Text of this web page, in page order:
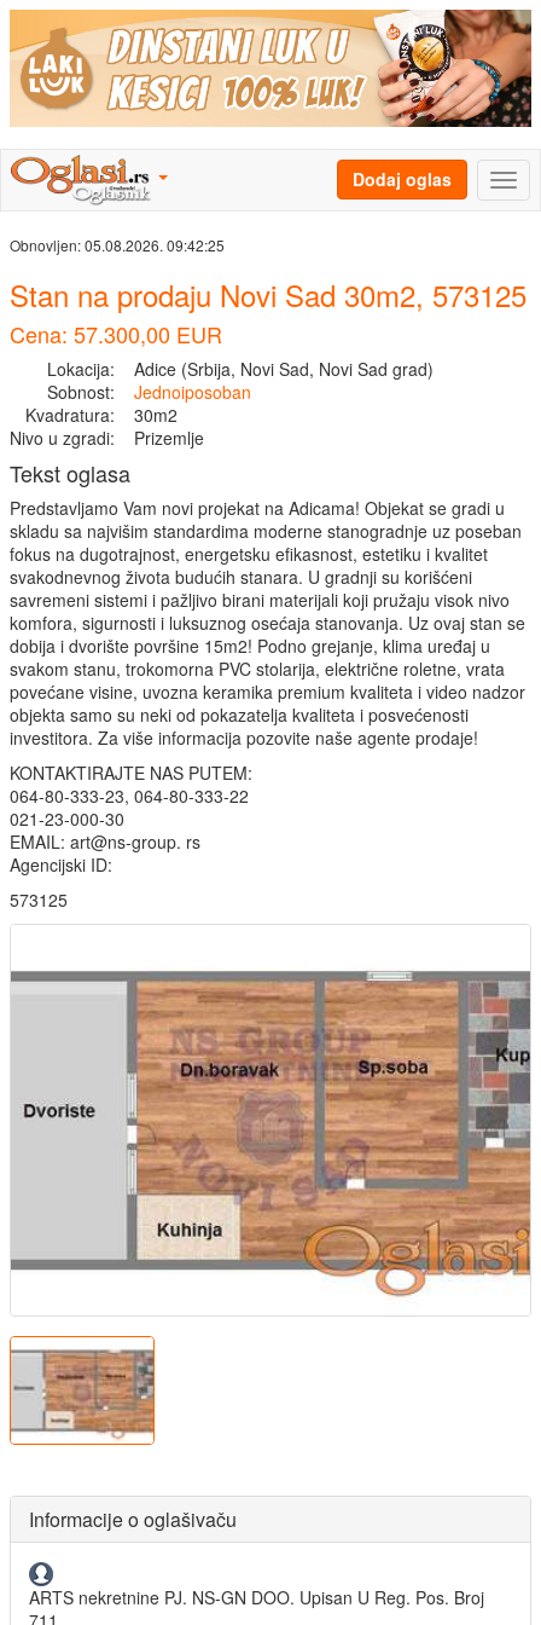
Dodaj oglas
Obnovljen:05.08.2026. 09:42:25
Stan na prodaju Novi Sad 30m2, 573125
Cena: 57.300,00 EUR
Lokacija:
Adice (Srbija, Novi Sad, Novi Sad grad)
Sobnost:
Jednoiposoban
Kvadratura:
30m2
Nivo u zgradi:
Prizemlje
Tekst oglasa
Predstavljamo Vam novi projekat na Adicama! Objekat se gradi u
skladu sa najvišim standardima moderne stanogradnje uz poseban
fokus na dugotrajnost, energetsku efikasnost, estetiku i kvalitet
svakodnevnog života budućih stanara. U gradnji su korišćeni
savremeni sistemi i pažljivo birani materijali koji pružaju visok nivo
komfora, sigurnosti i luksuznog osećaja stanovanja. Uz ovaj stan se
dobija i dvorište površine 15m2! Podno grejanje, klima uređaj u
svakom stanu, trokomorna PVC stolarija, električne roletne, vrata
povećane visine, uvozna keramika premium kvaliteta i video nadzor
objekta samo su neki od pokazatelja kvaliteta i posvećenosti
investitora. Za više informacija pozovite naše agente prodaje!
KONTAKTIRAJTE NAS PUTEM:
064-80-333-23, 064-80-333-22
021-23-000-30
EMAIL: art@ns-group. rs
Agencijski ID:
573125
Informacije o oglašivaču
ARTS nekretnine PJ. NS-GN DOO. Upisan U Reg. Pos. Broj